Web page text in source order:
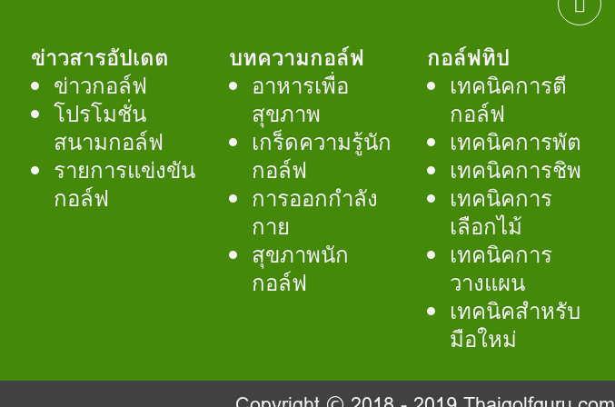
ข่าวสารอัปเดต
ข่าวกอล์ฟ
โปรโมชั่น
สนามกอล์ฟ
รายการแข่งขัน
กอล์ฟ
บทความกอล์ฟ
อาหารเพื่อ
สุขภาพ
เกร็ดความรู้นัก
กอล์ฟ
การออกกำลัง
กาย
สุขภาพนัก
กอล์ฟ
กอล์ฟทิป
เทคนิคการตี
กอล์ฟ
เทคนิคการพัต
เทคนิคการชิพ
เทคนิคการ
เลือกไม้
เทคนิคการ
วางแผน
เทคนิคสำหรับ
มือใหม่